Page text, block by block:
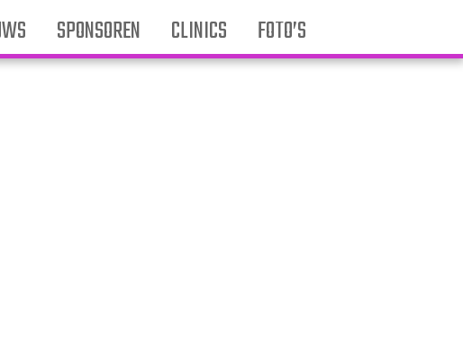
SPONSOREN CLINICS FOTO’S